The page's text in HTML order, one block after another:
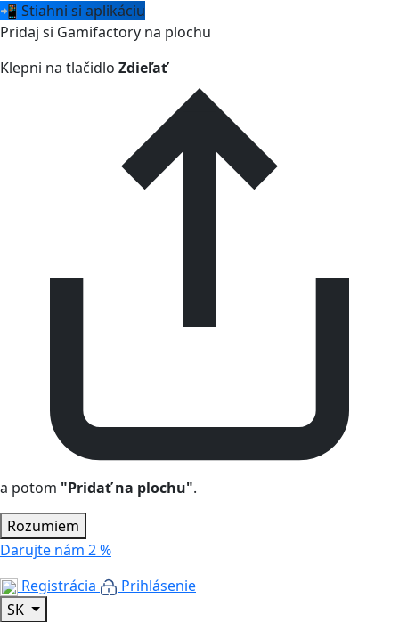
📲 Stiahni si aplikáciu
Pridaj si Gamifactory na plochu
Klepni na tlačidlo Zdieľať
a potom "Pridať na plochu".
Rozumiem
Darujte nám 2 %
Registrácia
Prihlásenie
SK